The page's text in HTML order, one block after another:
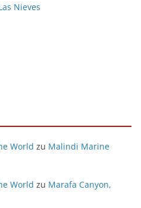
Nieves
World zu Malindi Marine
World zu Marafa Canyon,